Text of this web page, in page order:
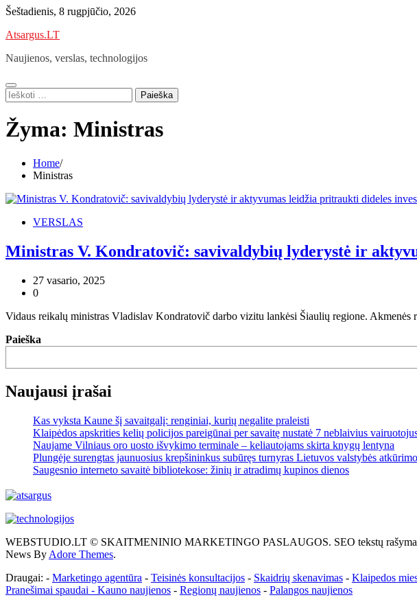
Skip
content
Šeštadienis, 8 rugpjūčio, 2026
Atsargus.LT
Naujienos, verslas, technologijos
Ieškoti:
Žyma: Ministras
Home
Ministras
VERSLAS
Ministras V. Kondratovič: savivaldybių lyderystė ir
27 vasario, 2025
0
Vidaus reikalų ministras Vladislav Kondratovič darbo vizitu lankėsi Šiaulių regione.
Paieška
Naujausi įrašai
Kas vyksta Kaune šį savaitgalį: renginiai, kurių negalite praleisti
Klaipėdos apskrities kelių policijos pareigūnai per savaitę nustatė 7 neblaivius
Naujame Vilniaus oro uosto išvykimo terminale – keliautojams skirta knygų lentyna
Plungėje surengtas jaunuosius krepšininkus subūręs turnyras Lietuvos valstybės
Saugesnio interneto savaitė bibliotekose: žinių ir atradimų kupinos dienos
WEBSTUDIO.LT © SKAITMENINIO MARKETINGO PASLAUGOS. SEO tekstų rašymas,
News ByAdore Themes.
Draugai: - Marketingo agentūra - Teisinės konsultacijos - Skaidrių skenavimas - Klaipedos
Pranešimai spaudai - Kauno naujienos - Regionų naujienos - Palangos naujienos